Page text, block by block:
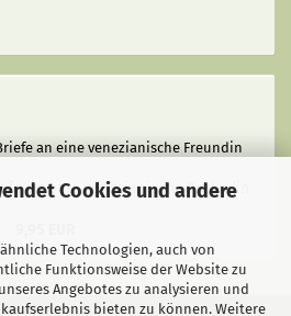
Cookies und andere
Technologien, auch von
Funktionsweise der Website zu
Angebotes zu analysieren und
bieten zu können. Weitere
an eine venezianische Freundin